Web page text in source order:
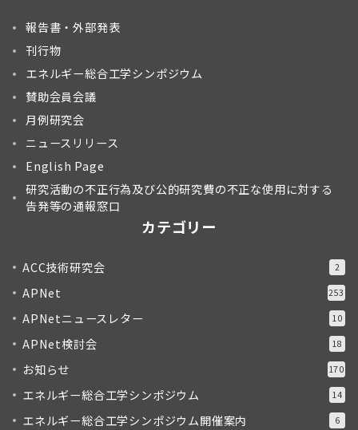
報告書・外部発表
刊行物
エネルギー総合工学シンポジウム
賛助会員会議
月例研究会
ニュースリリース
English Page
研究活動の不正行為及び公的研究費の不正な使用に対する
告発等の通報窓口
カテゴリー
ACC技術研究会 2
APNet 253
APNetニュースレター 10
APNet検討会 18
お知らせ 170
エネルギー総合工学シンポジウム 14
エネルギー総合工学シンポジウム開催案内 6